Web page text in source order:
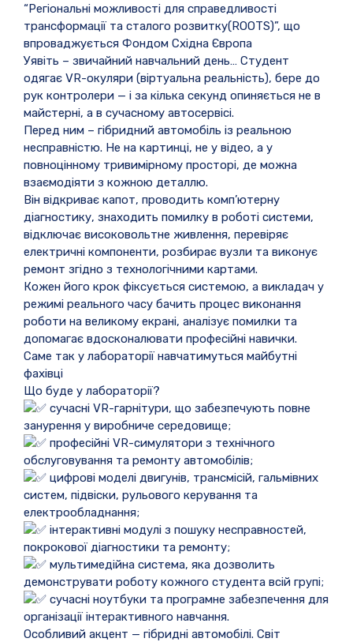
“Регіональні можливості для справедливості
трансформації та сталого розвитку(ROOTS)”, що
впроваджується Фондом Східна Європа
Уявіть – звичайний навчальний день… Студент
одягає VR-окуляри (віртуальна реальність), бере до
рук контролери — і за кілька секунд опиняється не в
майстерні, а в сучасному автосервісі.
Перед ним – гібридний автомобіль із реальною
несправністю. Не на картинці, не у відео, а у
повноцінному тривимірному просторі, де можна
взаємодіяти з кожною деталлю.
Він відкриває капот, проводить комп’ютерну
діагностику, знаходить помилку в роботі системи,
відключає високовольтне живлення, перевіряє
електричні компоненти, розбирає вузли та виконує
ремонт згідно з технологічними картами.
Кожен його крок фіксується системою, а викладач у
режимі реального часу бачить процес виконання
роботи на великому екрані, аналізує помилки та
допомагає вдосконалювати професійні навички.
Саме так у лабораторії навчатимуться майбутні
фахівці
Що буде у лабораторії?
сучасні VR-гарнітури, що забезпечують повне
занурення у виробниче середовище;
професійні VR-симулятори з технічного
обслуговування та ремонту автомобілів;
цифрові моделі двигунів, трансмісій, гальмівних
систем, підвіски, рульового керування та
електрообладнання;
інтерактивні модулі з пошуку несправностей,
покрокової діагностики та ремонту;
мультимедійна система, яка дозволить
демонструвати роботу кожного студента всій групі;
сучасні ноутбуки та програмне забезпечення для
організації інтерактивного навчання.
Особливий акцент — гібридні автомобілі. Світ